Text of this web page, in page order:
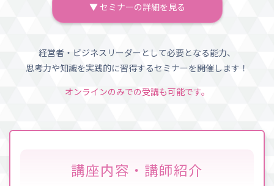
▼ セミナーの詳細を見る
経営者・ビジネスリーダーとして必要となる能力、
思考力や知識を実践的に習得するセミナーを開催します！
オンラインのみでの受講も可能です。
講座内容・講師紹介